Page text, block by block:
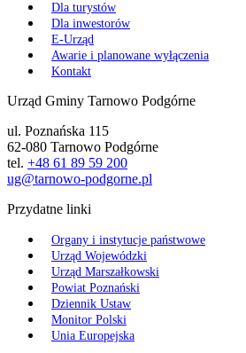
Dla turystów
Dla inwestorów
E-Urząd
Awarie i planowane wyłączenia
Kontakt
Urząd Gminy Tarnowo Podgórne
ul. Poznańska 115
62-080 Tarnowo Podgórne
tel. +48 61 89 59 200
ug@tarnowo-podgorne.pl
Przydatne linki
Organy i instytucje państwowe
Urząd Wojewódzki
Urząd Marszałkowski
Powiat Poznański
Dziennik Ustaw
Monitor Polski
Unia Europejska